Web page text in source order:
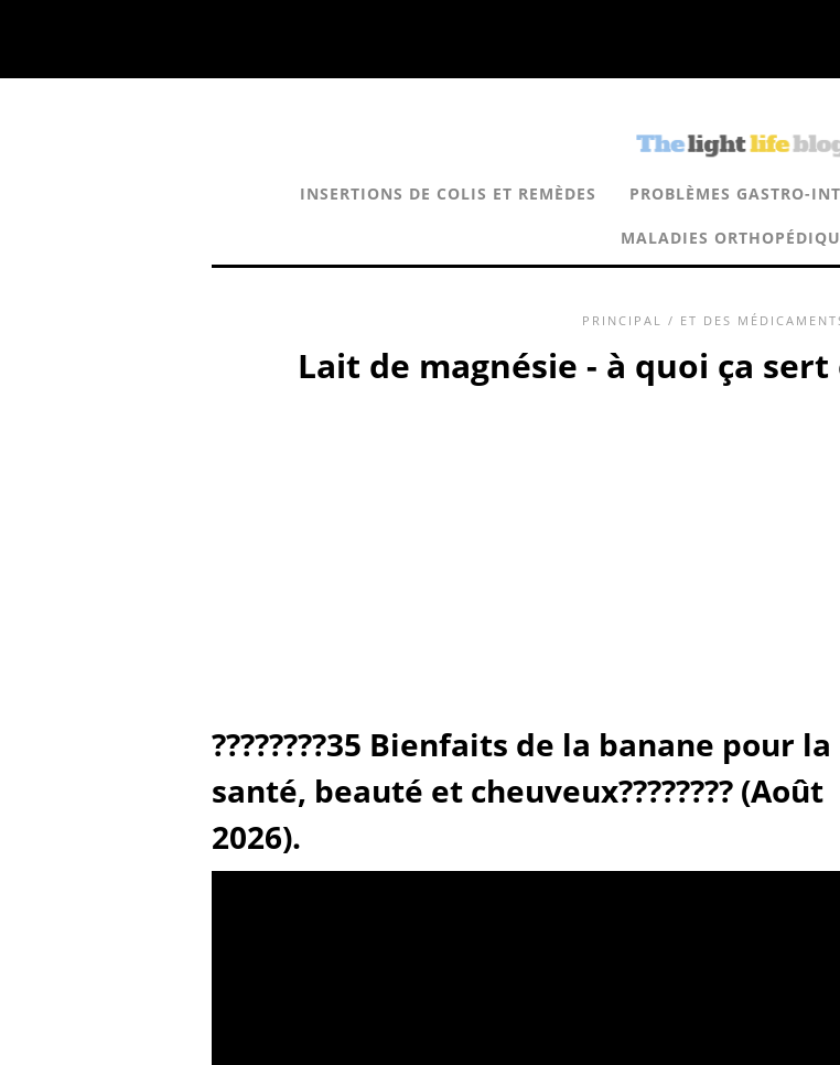
INSERTIONS DE COLIS ET REMÈDES PROBLÈMES GASTRO-
MALADIES
PRINCIPAL / ET DES
Lait de magnésie - à quoi ça
????????35 Bienfaits de la banane pour la
santé, beauté et cheuveux???????? (Août
2026).